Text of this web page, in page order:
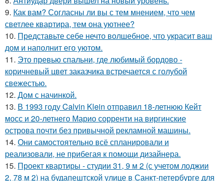
9. Как вам? Согласны ли вы с тем мнением, что чем
светлее квартира, тем она уютнее?
10. Представьте себе нечто волшебное, что украсит ваш
дом и наполнит его уютом.
11. Это превью спальни, где любимый бордово -
коричневый цвет заказчика встречается с голубой
свежестью.
12. Дом с начинкой.
13. В 1993 году Calvin Klein отправил 18-летнюю Кейт
мосс и 20-летнего Марио сорренти на виргинские
острова почти без привычной рекламной машины.
14. Они самостоятельно всё спланировали и
реализовали, не прибегая к помощи дизайнера.
15. Проект квартиры - студии 31, 9 м 2 (с учетом лоджии
2, 78 м 2) на будапештской улице в Санкт-петербурге для